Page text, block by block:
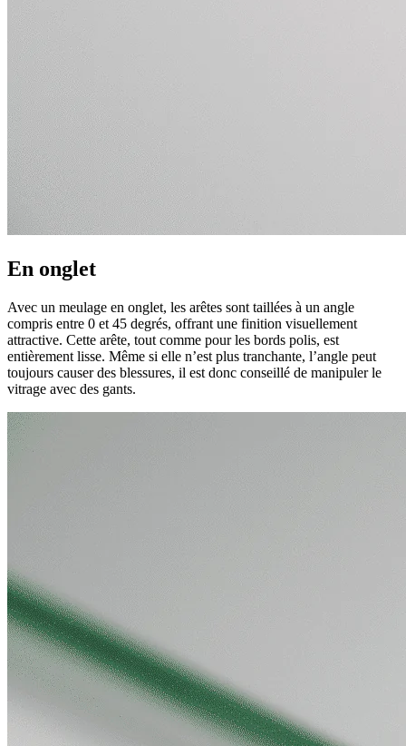
En onglet
Avec un meulage en onglet, les arêtes sont taillées à un angle
compris entre 0 et 45 degrés, offrant une finition visuellement
attractive. Cette arête, tout comme pour les bords polis, est
entièrement lisse. Même si elle n’est plus tranchante, l’angle peut
toujours causer des blessures, il est donc conseillé de manipuler le
vitrage avec des gants.